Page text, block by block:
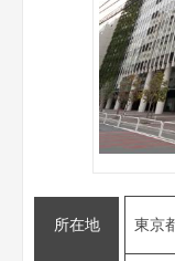
所在地 東京